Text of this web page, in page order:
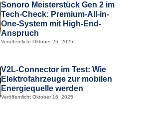
Sonoro Meisterstück Gen 2 im
Tech-Check: Premium-All-in-
One-System mit High-End-
Anspruch
Veröffentlicht Oktober 26, 2025
V2L-Connector im Test: Wie
Elektrofahrzeuge zur mobilen
Energiequelle werden
Veröffentlicht Oktober 16, 2025